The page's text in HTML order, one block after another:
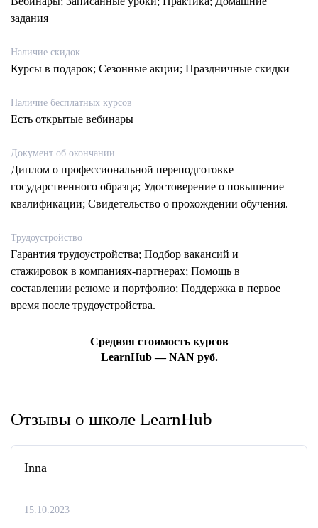
задания
Наличие скидок
Курсы в подарок; Сезонные акции; Праздничные скидки
Наличие бесплатных курсов
Есть открытые вебинары
Документ об окончании
Диплом о профессиональной переподготовке
государственного образца; Удостоверение о повышение
квалификации; Свидетельство о прохождении обучения.
Трудоустройство
Гарантия трудоустройства; Подбор вакансий и
стажировок в компаниях-партнерах; Помощь в
составлении резюме и портфолио; Поддержка в первое
время после трудоустройства.
Средняя стоимость курсов
LearnHub — NAN руб.
Отзывы о школе LearnHub
Inna
15.10.2023